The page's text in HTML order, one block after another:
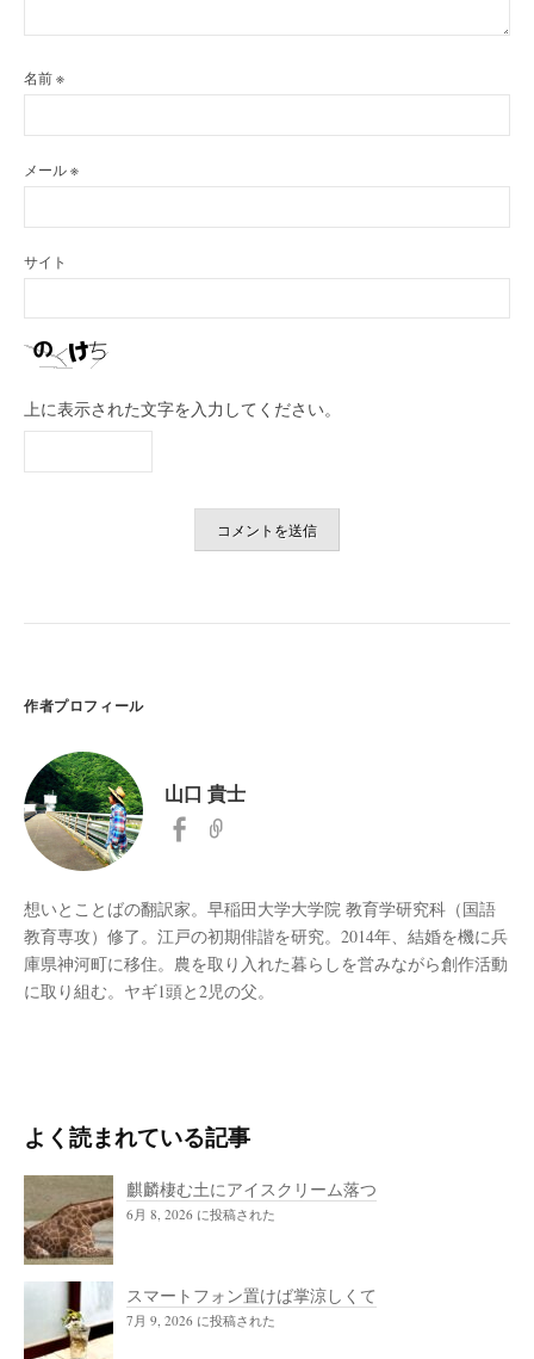
名前※
メール※
サイト
上に表示された文字を入力してください。
作者プロフィール
山口 貴士
想いとことばの翻訳家。早稲田大学大学院 教育学研究科（国語
教育専攻）修了。江戸の初期俳諧を研究。2014年、結婚を機に兵
庫県神河町に移住。農を取り入れた暮らしを営みながら創作活動
に取り組む。ヤギ1頭と2児の父。
よく読まれている記事
麒麟棲む土にアイスクリーム落つ
6月 8, 2026 に投稿された
スマートフォン置けば掌涼しくて
7月 9, 2026 に投稿された